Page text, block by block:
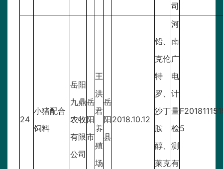
司
24
小猪配合
饲料
岳阳
九鼎
农牧
有限
公司
岳
阳
市
王
洪
君
养
殖
场
岳
阳
县
2018.10.12
铅、
克伦
特
罗、
沙丁
胺
醇、
莱克
河
南
广
电
计
量
检
测
有
5